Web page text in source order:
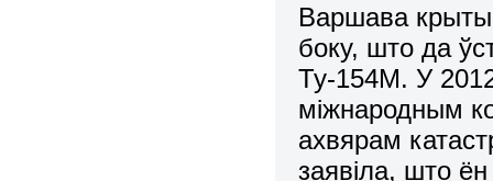
Варшава
боку, што да
Ту-154М. У
міжнародным
ахвярам
заявіла, што ён